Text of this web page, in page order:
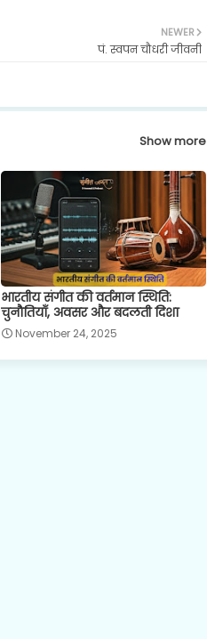
NEWER
पं. स्वपन चौधरी जीवनी
Show more
भारतीय संगीत की वर्तमान स्थिति:
चुनौतियाँ, अवसर और बदलती दिशा
November 24, 2025